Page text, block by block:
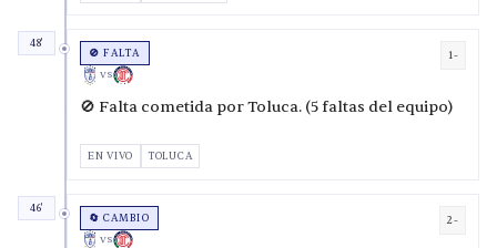
48'
🚫 FALTA
VS
1-
🚫 Falta cometida por Toluca. (5 faltas del equipo)
EN VIVO TOLUCA
46'
🔄 CAMBIO
VS
2-